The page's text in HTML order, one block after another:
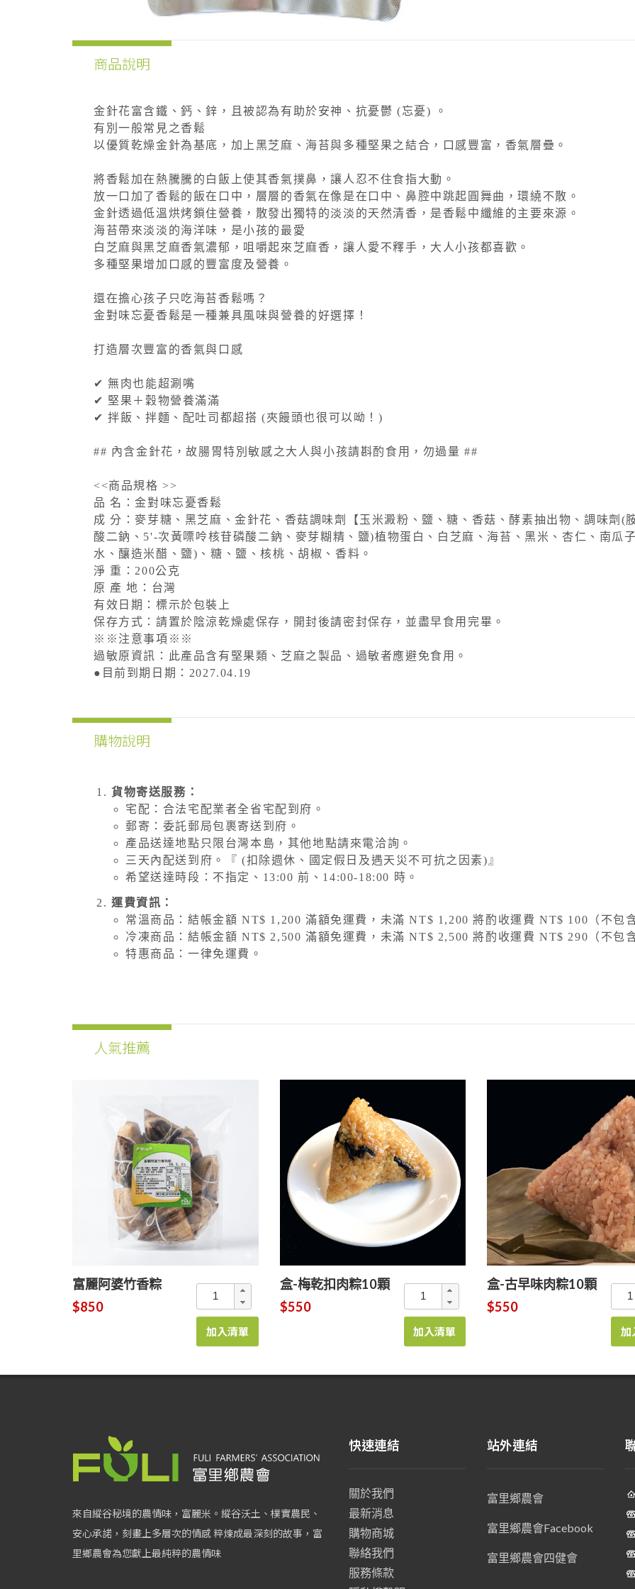
商品說明
金針花富含鐵、鈣、鋅，且被認為有助於安神、抗憂鬱 (忘憂) 。
有別一般常見之香鬆
以優質乾燥金針為基底，加上黑芝麻、海苔與多種堅果之結合，口感豐富，香氣層疊。
將香鬆加在熱騰騰的白飯上使其香氣撲鼻，讓人忍不住食指大動。
放一口加了香鬆的飯在口中，層層的香氣在像是在口中、鼻腔中跳起圓舞曲，環繞不散。
金針透過低溫烘烤鎖住營養，散發出獨特的淡淡的天然清香，是香鬆中纖維的主要來源。
海苔帶來淡淡的海洋味，是小孩的最愛
白芝麻與黑芝麻香氣濃郁，咀嚼起來芝麻香，讓人愛不釋手，大人小孩都喜歡。
多種堅果增加口感的豐富度及營養。
還在擔心孩子只吃海苔香鬆嗎？
金對味忘憂香鬆是一種兼具風味與營養的好選擇！
打造層次豐富的香氣與口感
✔ 無肉也能超涮嘴
✔ 堅果＋穀物營養滿滿
✔ 拌飯、拌麵、配吐司都超搭 (夾饅頭也很可以呦！)
## 內含金針花，故腸胃特別敏感之大人與小孩請斟酌食用，勿過量 ##
<<商品規格 >>
品 名：金對味忘憂香鬆
成 分：麥芽糖、黑芝麻、金針花、香菇調味劑【玉米澱粉、鹽、糖、香菇、酵素抽出物、調味劑(
酸二鈉、5'-次黃嘌呤核苷磷酸二鈉、麥芽糊精、鹽)植物蛋白、白芝麻、海苔、黑米、杏仁、南瓜
水、釀造米醋、鹽)、糖、鹽、核桃、胡椒、香料。
淨 重：200公克
原 產 地：台灣
有效日期：標示於包裝上
保存方式：請置於陰涼乾燥處保存，開封後請密封保存，並盡早食用完畢。
※※注意事項※※
過敏原資訊：此產品含有堅果類、芝麻之製品、過敏者應避免食用。
●目前到期日期：2027.04.19
購物說明
貨物寄送服務：
宅配：合法宅配業者全省宅配到府。
郵寄：委託郵局包裹寄送到府。
產品送達地點只限台灣本島，其他地點請來電洽詢。
三天內配送到府。『 (扣除週休、國定假日及遇天災不可抗之因素)』
希望送達時段：不指定、13:00 前、14:00-18:00 時。
運費資訊：
常溫商品：結帳金額 NT$ 1,200 滿額免運費，未滿 NT$ 1,200 將酌收運費 NT$ 100（不包
冷凍商品：結帳金額 NT$ 2,500 滿額免運費，未滿 NT$ 2,500 將酌收運費 NT$ 290（不包
特惠商品：一律免運費。
人氣推薦
富麗阿婆竹香粽
$850
加入清單
盒-梅乾扣肉粽10顆
$550
加入清單
盒-古早味肉粽10顆
$550
加
來自縱谷秘境的農情味，富麗米。縱谷沃土、樸實農民、
安心承諾，刻畫上多層次的情感 粹煉成最深刻的故事，富
里鄉農會為您獻上最純粹的農情味
快速連結
關於我們
最新消息
購物商城
聯絡我們
服務條款
站外連結
富里鄉農會
富里鄉農會Facebook
富里鄉農會四健會